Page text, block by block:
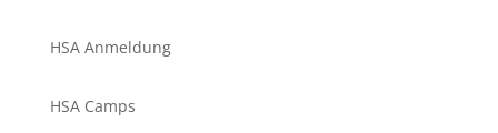
HSA Anmeldung
HSA Camps